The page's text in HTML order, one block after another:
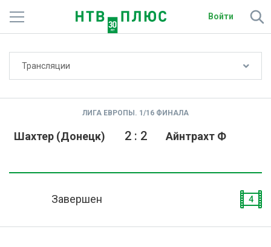
Войти
Спорт
Трансляции
ЛИГА ЕВРОПЫ. 1/16 ФИНАЛА
Шахтер (Донецк) Айнтрахт Ф
2: 2
Завершен 4